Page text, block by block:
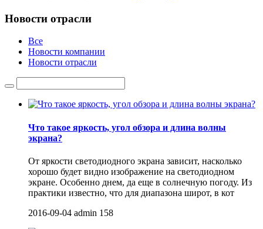
Новости отрасли
Все
Новости компании
Новости отрасли
Что такое яркость, угол обзора и длина волны
экрана?
От яркости светодиодного экрана зависит, насколько
хорошо будет видно изображение на светодиодном
экране. Особенно днем, да еще в солнечную погоду. Из
практики известно, что для диапазона широт, в кот
2016-09-04 admin 158